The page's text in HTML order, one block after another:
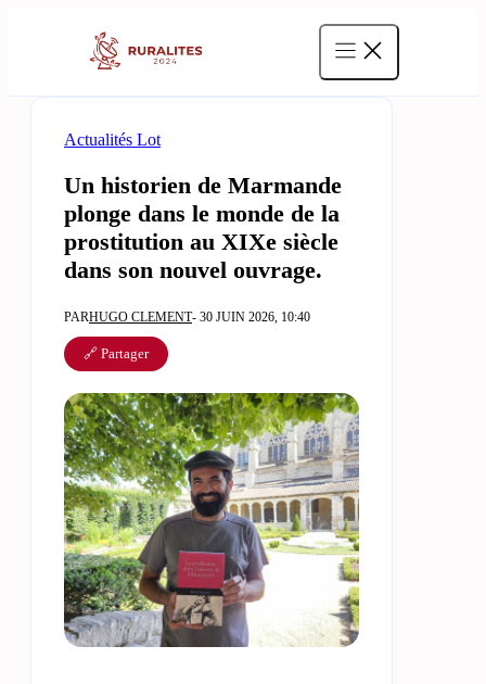
Actualités Lot
Un historien de Marmande
plonge dans le monde de la
prostitution au XIXe siècle
dans son nouvel ouvrage.
PARHUGO CLEMENT- 30 JUIN 2026, 10:40
🔗 Partager